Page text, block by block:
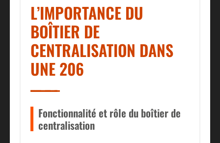
L’IMPORTANCE DU
BOÎTIER DE
CENTRALISATION DANS
UNE 206
Fonctionnalité et rôle du boîtier de
centralisation